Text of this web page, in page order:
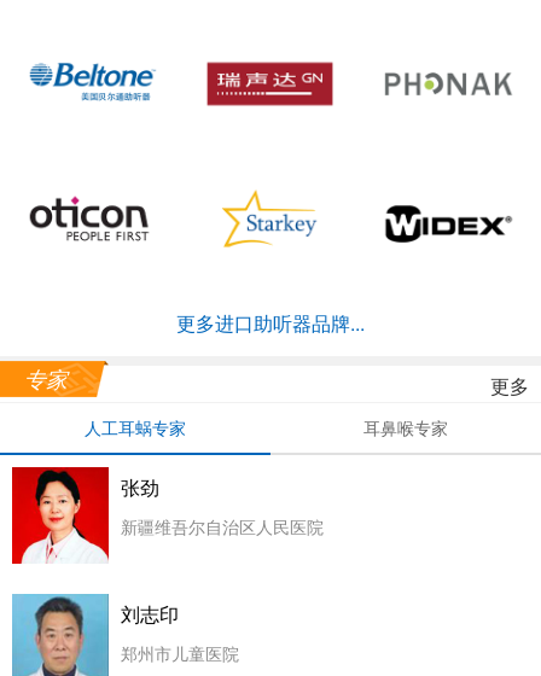
更多进口助听器品牌...
专家 更多
人工耳蜗专家 耳鼻喉专家
张劲
新疆维吾尔自治区人民医院
刘志印
郑州市儿童医院